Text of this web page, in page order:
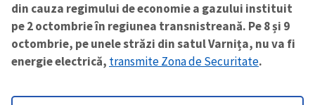
din cauza regimului de economie a gazului instituit
pe 2 octombrie în regiunea transnistreană. Pe 8 și 9
octombrie, pe unele străzi din satul Varnița, nu va fi
energie electrică, transmite Zona de Securitate.